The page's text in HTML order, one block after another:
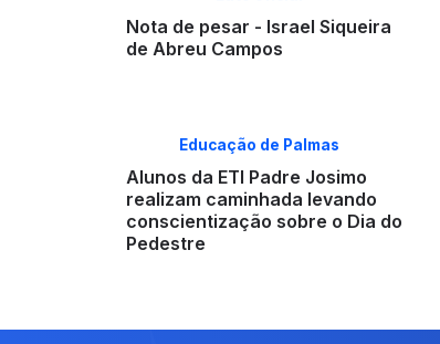
Nota de pesar - Israel Siqueira
de Abreu Campos
Educação de Palmas
Alunos da ETI Padre Josimo
realizam caminhada levando
conscientização sobre o Dia do
Pedestre